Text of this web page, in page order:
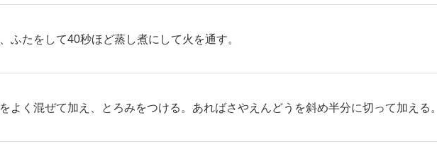
ふたをして40秒ほど蒸し煮にして火を通す。
よく混ぜて加え、とろみをつける。あればさやえんどうを斜め半分に切って加える。